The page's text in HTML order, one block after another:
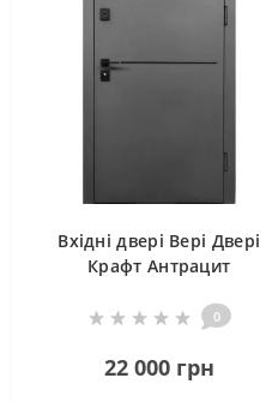
Вхідні двері Вері Двері
Крафт Антрацит
0
22 000 грн